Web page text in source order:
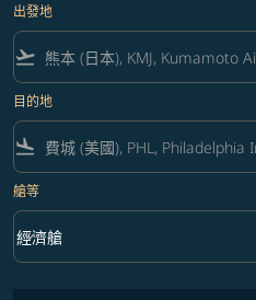
出發地
flight_takeoff
目的地
flight_land
艙等
艙等 option 經濟艙 Selected
經濟艙
keyboard_arrow_down